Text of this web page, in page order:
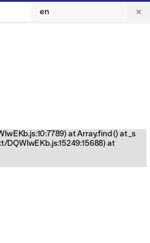
en
at Array.find () at _s
at